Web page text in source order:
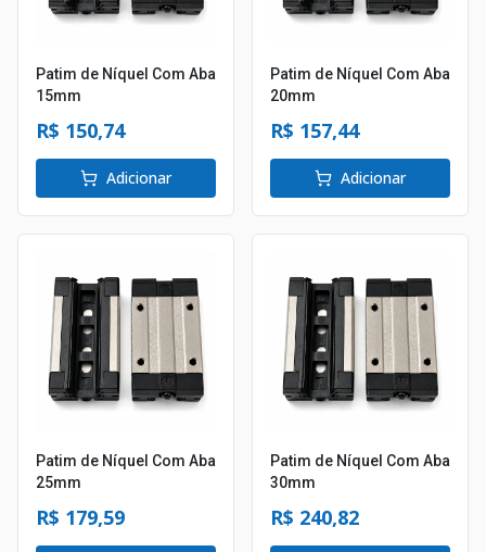
Patim de Níquel Com Aba
15mm
R$ 150,74
Adicionar
Patim de Níquel Com Aba
20mm
R$ 157,44
Adicionar
Patim de Níquel Com Aba
25mm
R$ 179,59
Patim de Níquel Com Aba
30mm
R$ 240,82